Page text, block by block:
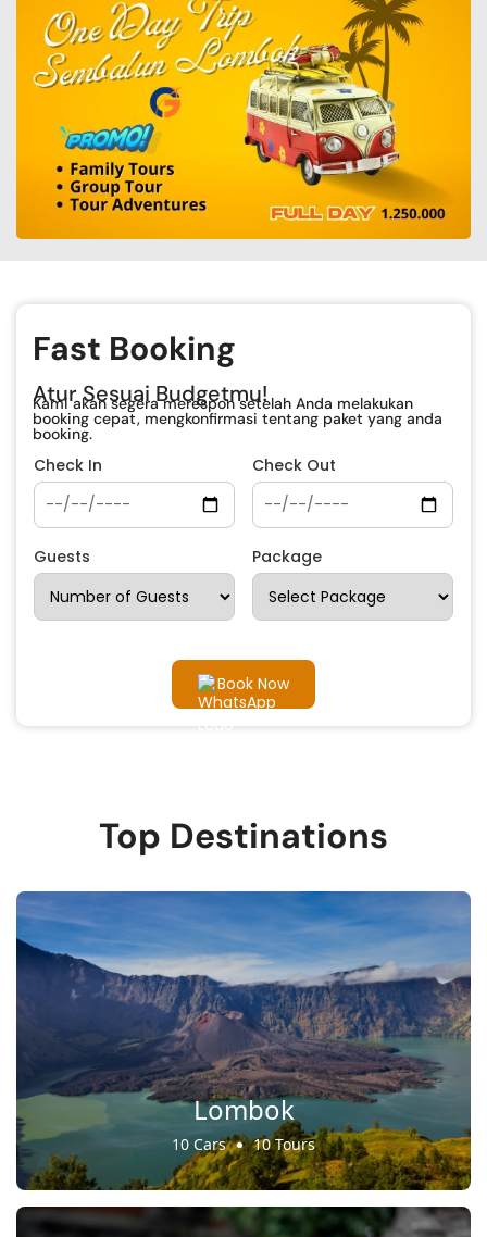
Fast Booking
Atur Sesuai Budgetmu!
Kami akan segera merespon setelah Anda melakukan
booking cepat, mengkonfirmasi tentang paket yang anda
booking.
Check In Check Out
Guests Package
Book Now
Top Destinations
Lombok
10 Cars 10 Tours